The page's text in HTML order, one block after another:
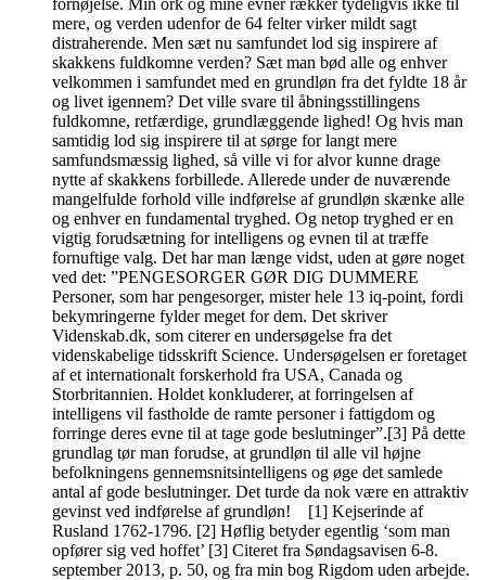
mere, og verden udenfor de 64 felter virker mildt sagt
distraherende. Men sæt nu samfundet lod sig inspirere af
skakkens fuldkomne verden? Sæt man bød alle og enhver
velkommen i samfundet med en grundløn fra det fyldte 18 år
og livet igennem? Det ville svare til åbningsstillingens
fuldkomne, retfærdige, grundlæggende lighed! Og hvis man
samtidig lod sig inspirere til at sørge for langt mere
samfundsmæssig lighed, så ville vi for alvor kunne drage
nytte af skakkens forbillede. Allerede under de nuværende
mangelfulde forhold ville indførelse af grundløn skænke alle
og enhver en fundamental tryghed. Og netop tryghed er en
vigtig forudsætning for intelligens og evnen til at træffe
fornuftige valg. Det har man længe vidst, uden at gøre noget
ved det: ”PENGESORGER GØR DIG DUMMERE
Personer, som har pengesorger, mister hele 13 iq-point, fordi
bekymringerne fylder meget for dem. Det skriver
Videnskab.dk, som citerer en undersøgelse fra det
videnskabelige tidsskrift Science. Undersøgelsen er foretaget
af et internationalt forskerhold fra USA, Canada og
Storbritannien. Holdet konkluderer, at forringelsen af
intelligens vil fastholde de ramte personer i fattigdom og
forringe deres evne til at tage gode beslutninger”.[3] På dette
grundlag tør man forudse, at grundløn til alle vil højne
befolkningens gennemsnitsintelligens og øge det samlede
antal af gode beslutninger. Det turde da nok være en attraktiv
gevinst ved indførelse af grundløn! [1] Kejserinde af
Rusland 1762-1796. [2] Høflig betyder egentlig ‘som man
opfører sig ved hoffet’ [3] Citeret fra Søndagsavisen 6-8.
september 2013, p. 50, og fra min bog Rigdom uden arbejde.